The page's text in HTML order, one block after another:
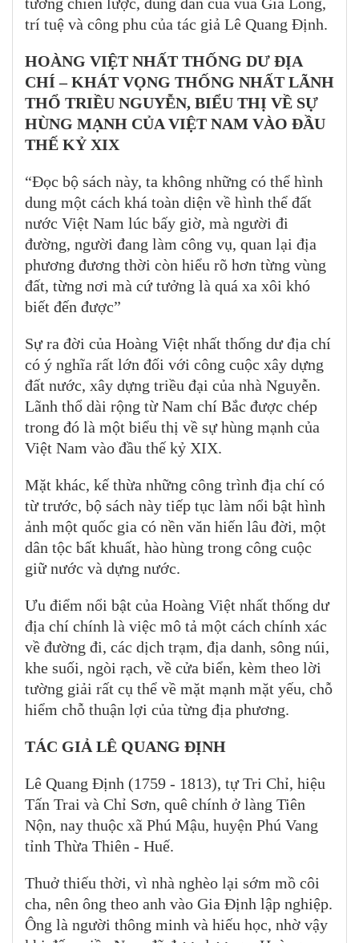
trí tuệ và công phu của tác giả Lê Quang Định.
HOÀNG VIỆT NHẤT THỐNG DƯ ĐỊA
CHÍ –KHÁT VỌNG THỐNG NHẤT LÃNH
THỔ TRIỀU NGUYỄN, BIỂU THỊ VỀ SỰ
HÙNG MẠNH CỦA VIỆT NAM VÀO ĐẦU
THẾ KỶ XIX
“Đọc bộ sách này, ta không những có thể hình
dung một cách khá toàn diện về hình thể đất
nước Việt Nam lúc bấy giờ, mà người đi
đường, người đang làm công vụ, quan lại địa
phương đương thời còn hiểu rõ hơn từng vùng
đất, từng nơi mà cứ tưởng là quá xa xôi khó
biết đến được”
Sự ra đời của Hoàng Việt nhất thống dư địa chí
có ý nghĩa rất lớn đối với công cuộc xây dựng
đất nước, xây dựng triều đại của nhà Nguyễn.
Lãnh thổ dài rộng từ Nam chí Bắc được chép
trong đó là một biểu thị về sự hùng mạnh của
Việt Nam vào đầu thế kỷ XIX.
Mặt khác, kế thừa những công trình địa chí có
từ trước, bộ sách này tiếp tục làm nổi bật hình
ảnh một quốc gia có nền văn hiến lâu đời, một
dân tộc bất khuất, hào hùng trong công cuộc
giữ nước và dựng nước.
Ưu điểm nổi bật của Hoàng Việt nhất thống dư
địa chí chính là việc mô tả một cách chính xác
về đường đi, các dịch trạm, địa danh, sông núi,
khe suối, ngòi rạch, về cửa biển, kèm theo lời
tường giải rất cụ thể về mặt mạnh mặt yếu, chỗ
hiểm chỗ thuận lợi của từng địa phương.
TÁC GIẢ LÊ QUANG ĐỊNH
Lê Quang Định (1759 - 1813), tự Tri Chỉ, hiệu
Tấn Trai và Chỉ Sơn, quê chính ở làng Tiên
Nộn, nay thuộc xã Phú Mậu, huyện Phú Vang
tỉnh Thừa Thiên - Huế.
Thuở thiếu thời, vì nhà nghèo lại sớm mồ côi
cha, nên ông theo anh vào Gia Định lập nghiệp.
Ông là người thông minh và hiếu học, nhờ vậy